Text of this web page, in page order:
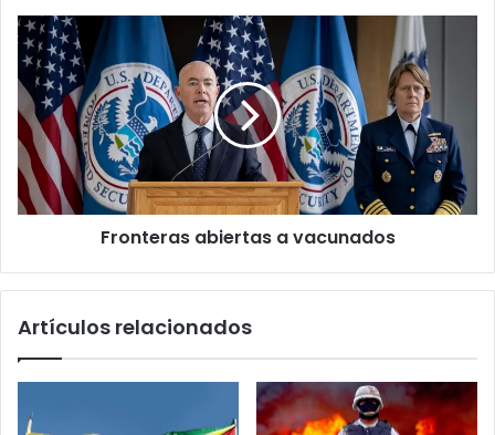
Fronteras
abiertas
vacunados
Fronteras abiertas a vacunados
Artículos relacionados